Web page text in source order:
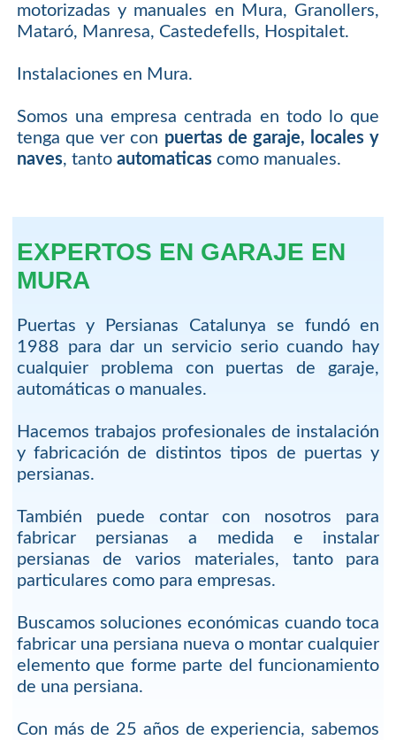
motorizadas y manuales en Mura, Granollers,
Mataró, Manresa, Castedefells, Hospitalet.
Instalaciones en Mura.
Somos una empresa centrada en todo lo que
tenga que ver con puertas de garaje, locales y
naves, tanto automaticascomo manuales.
EXPERTOS EN GARAJE EN
MURA
Puertas y Persianas Catalunya se fundó en
1988 para dar un servicio serio cuando hay
cualquier problema con puertas de garaje,
automáticas o manuales.
Hacemos trabajos profesionales de instalación
y fabricación de distintos tipos de puertas y
persianas.
También puede contar con nosotros para
fabricar persianas a medida e instalar
persianas de varios materiales, tanto para
particulares como para empresas.
Buscamos soluciones económicas cuando toca
fabricar una persiana nueva o montar cualquier
elemento que forme parte del funcionamiento
de una persiana.
Con más de 25 años de experiencia, sabemos